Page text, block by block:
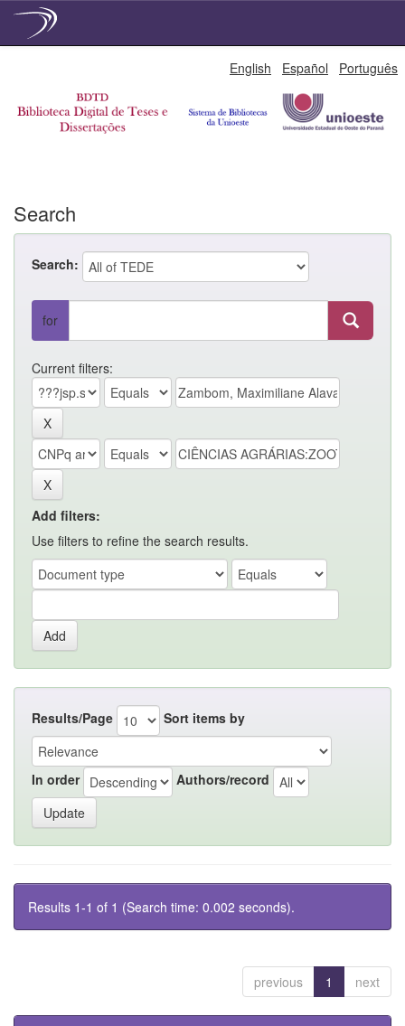
English Español Português
Search
Search:
for
Current filters:
Add filters:
Use filters to refine the search results.
Results/Page Sort items by
In order Authors/record
Results 1-1 of 1 (Search time: 0.002 seconds).
previous 1 next